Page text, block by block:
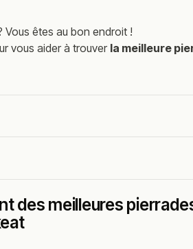
Vous êtes au bon endroit !
vous aider à trouver la meilleure
des meilleures